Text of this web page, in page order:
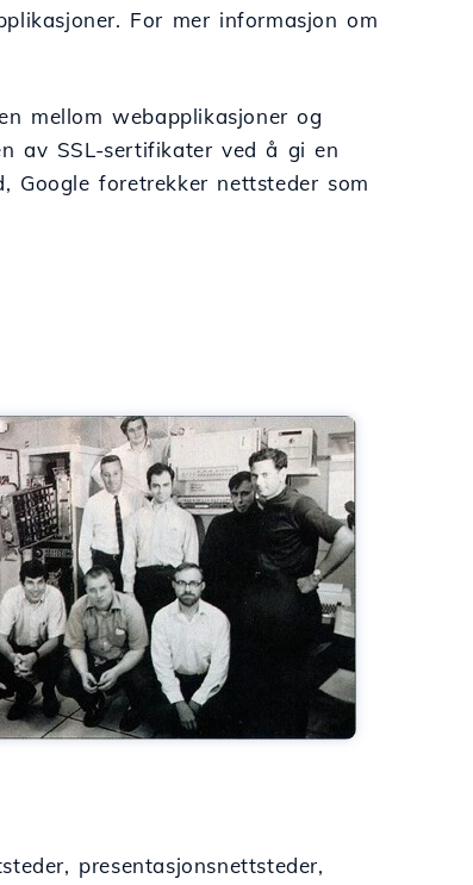
For mer informasjon om
mellom webapplikasjoner og
av SSL-sertifikater ved å gi en
Google foretrekker nettsteder som
presentasjonsnettsteder,